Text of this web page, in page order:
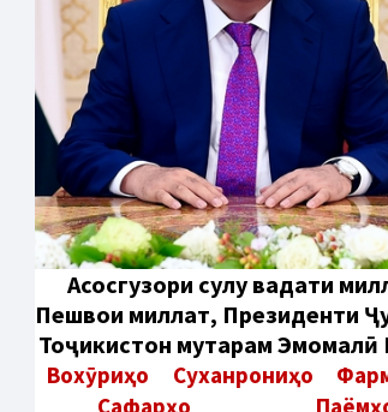
Aсосгузори сулҳу ваҳдати
Пешвои миллат, Президенти
Тоҷикистон муҳтарам Эмомалӣ
Вохӯриҳо Суханрониҳо
Сафарҳо